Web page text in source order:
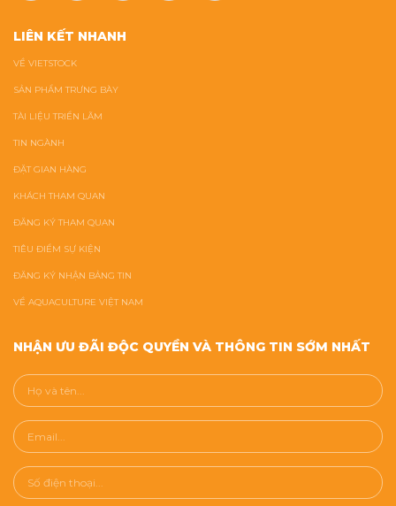
LIÊN KẾT NHANH
VỀ VIETSTOCK
SẢN PHẨM TRƯNG BÀY
TÀI LIỆU TRIỂN LÃM
TIN NGÀNH
ĐẶT GIAN HÀNG
KHÁCH THAM QUAN
ĐĂNG KÝ THAM QUAN
TIÊU ĐIỂM SỰ KIỆN
ĐĂNG KÝ NHẬN BẢNG TIN
VỀ AQUACULTURE VIỆT NAM
NHẬN ƯU ĐÃI ĐỘC QUYỀN VÀ THÔNG TIN SỚM NHẤT